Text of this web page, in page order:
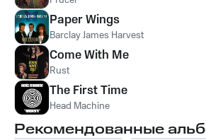
Paper Wings
Barclay James Harvest
Come With Me
Rust
The First Time
Head Machine
Рекомендованные